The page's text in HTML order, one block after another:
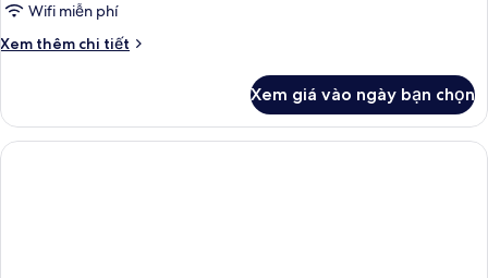
Wifi miễn phí
Xem thêm chi tiết
Chi
Phòng
Xem giá vào ngày bạn chọn